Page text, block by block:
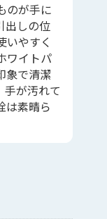
のが手に
出しの位
いやすく
ワイトパ
象で清潔
手が汚れて
は素晴ら